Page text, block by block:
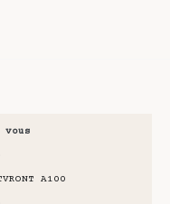
A100